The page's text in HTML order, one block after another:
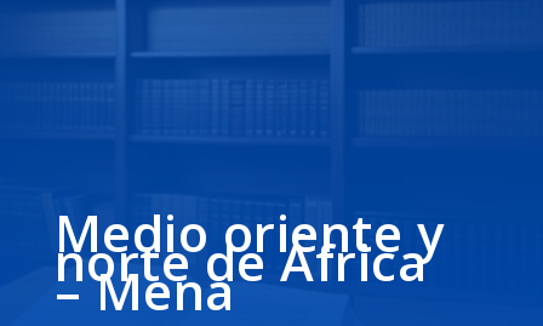
Medio oriente y
norte de África
– Mena